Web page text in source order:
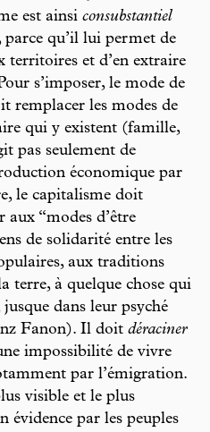
est ainsi consubstantiel
qu’il lui permet de
territoires et d’en extraire
s’imposer, le mode de
remplacer les modes de
qui y existent (famille,
pas seulement de
économique par
le capitalisme doit
aux “modes d’être
de solidarité entre les
aux traditions
terre, à quelque chose qui
dans leur psyché
Fanon). Il doit déraciner
impossibilité de vivre
par l’émigration.
visible et le plus
évidence par les peuples